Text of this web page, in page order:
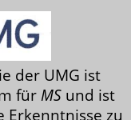
der UMG ist
für MS und ist
Erkenntnisse zu